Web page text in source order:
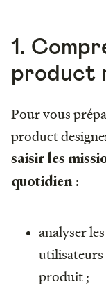
1.
product
Pour vous
product
saisir les
quotidien :
analyser
produit ;